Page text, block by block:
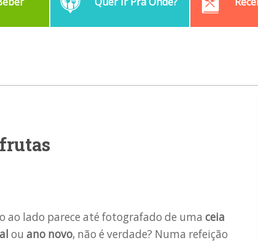
ao lado parece até fotografado de uma ceia
ou ano novo, não é verdade? Numa refeição